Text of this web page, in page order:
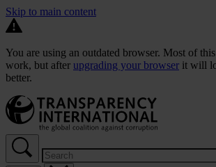
Skip to main content
You are using an outdated browser. Most of
work, but after upgrading your browser it will
better.